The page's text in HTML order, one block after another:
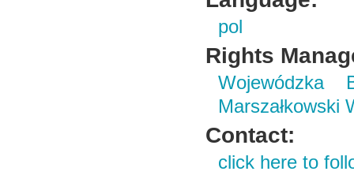
pol
Rights
Wojewódzka
Marszałkowski
Contact:
click here to